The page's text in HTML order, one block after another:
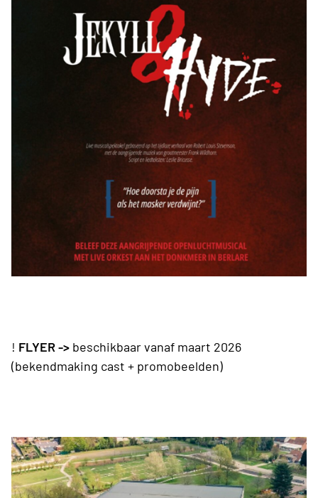
! FLYER -> beschikbaar vanaf maart 2026
(bekendmaking cast + promobeelden)